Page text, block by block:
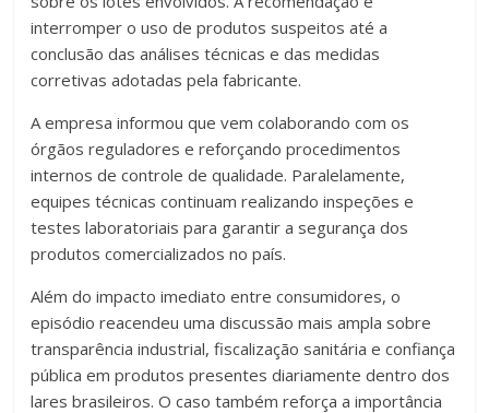
interromper o uso de produtos suspeitos até a
conclusão das análises técnicas e das medidas
corretivas adotadas pela fabricante.
A empresa informou que vem colaborando com os
órgãos reguladores e reforçando procedimentos
internos de controle de qualidade. Paralelamente,
equipes técnicas continuam realizando inspeções e
testes laboratoriais para garantir a segurança dos
produtos comercializados no país.
Além do impacto imediato entre consumidores, o
episódio reacendeu uma discussão mais ampla sobre
transparência industrial, fiscalização sanitária e confiança
pública em produtos presentes diariamente dentro dos
lares brasileiros. O caso também reforça a importância